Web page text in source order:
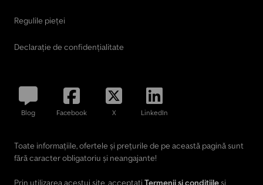
Regulile pieței
Declarație de confidențialitate
Blog Facebook X LinkedIn
Toate informațiile, ofertele și prețurile de pe această pagină sunt
fără caracter obligatoriu și neangajante!
Prin utilizarea acestui site, acceptați Termenii și condițiileși